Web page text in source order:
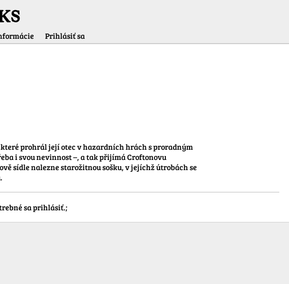
Prihlásiť sa
prohrál její otec v hazardních hrách s proradným
i svou nevinnost –, a tak přijímá Croftonovu
sídle nalezne starožitnou sošku, v jejíchž útrobách se
sa prihlásiť.;